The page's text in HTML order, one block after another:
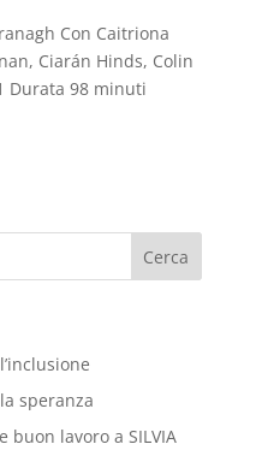
Con Caitriona
Ciarán Hinds, Colin
Durata 98 minuti
Cerca
speranza
buon lavoro a SILVIA